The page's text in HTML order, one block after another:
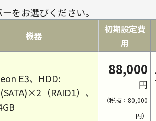
をお選びください。
機器
初期設定費
用
E3、HDD:
（RAID1）、
88,000
円
（税抜：80,000
円）